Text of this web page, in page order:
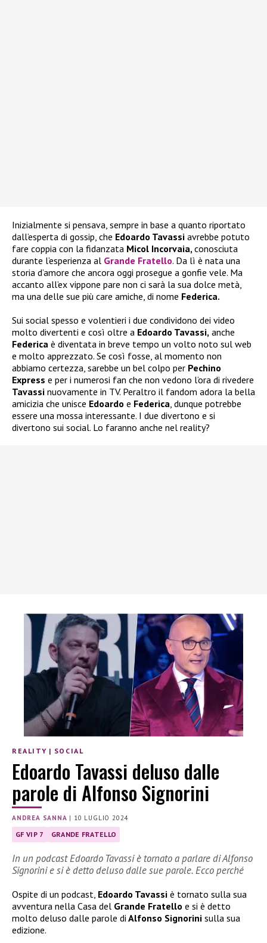
Inizialmente si pensava, sempre in base a quanto riportato
dall’esperta di gossip, che Edoardo Tavassi avrebbe potuto
fare coppia con la fidanzata Micol Incorvaia, conosciuta
durante l’esperienza al Grande Fratello. Da lì è nata una
storia d’amore che ancora oggi prosegue a gonfie vele. Ma
accanto all’ex vippone pare non ci sarà la sua dolce metà,
ma una delle sue più care amiche, di nome Federica.
Sui social spesso e volentieri i due condividono dei video
molto divertenti e così oltre a Edoardo Tavassi, anche
Federica è diventata in breve tempo un volto noto sul web
e molto apprezzato. Se così fosse, al momento non
abbiamo certezza, sarebbe un bel colpo per Pechino
Express e per i numerosi fan che non vedono l’ora di rivedere
Tavassi nuovamente in TV. Peraltro il fandom adora la bella
amicizia che unisce Edoardo e Federica , dunque potrebbe
essere una mossa interessante. I due divertono e si
divertono sui social. Lo faranno anche nel reality?
REALITY | SOCIAL
Edoardo Tavassi deluso dalle
parole di Alfonso Signorini
ANDREA SANNA | 10 LUGLIO 2024
GF VIP 7 GRANDE FRATELLO
In un podcast Edoardo Tavassi è tornato a parlare di Alfonso
Signorini e si è detto deluso dalle sue parole. Ecco perché
Ospite di un podcast, Edoardo Tavassi è tornato sulla sua
avventura nella Casa del Grande Fratello e si è detto
molto deluso dalle parole di Alfonso Signorini sulla sua
edizione.